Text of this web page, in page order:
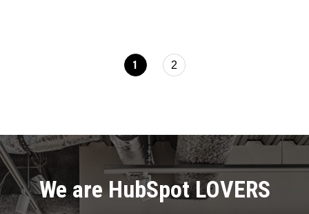
1 2
We are HubSpot LOVERS